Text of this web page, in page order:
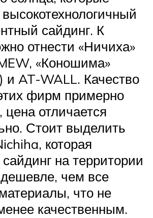
сайдинг. К
отнести «Ничиха»
«Коношима»
и AT-WALL. Качество
фирм примерно
цена отличается
Стоит выделить
которая
на территории
чем все
что не
качественным.